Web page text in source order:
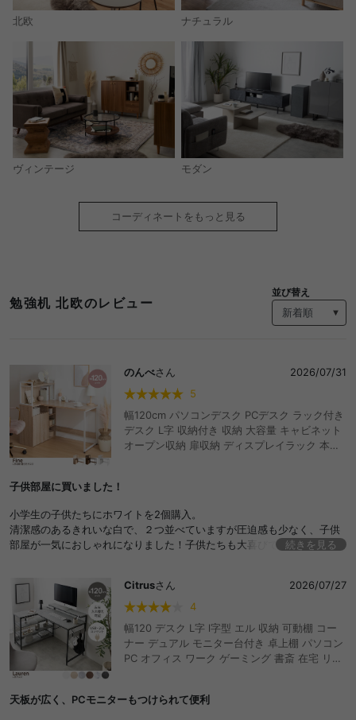
北欧 ナチュラル
ヴィンテージ モダン
コーディネートをもっと見る
勉強机 北欧のレビュー
並び替え
のんべさん
2026/07/31
5
幅120cm パソコンデスク PCデスク ラック付き
デスク L字 収納付き 収納 大容量 キャビネット
オープン収納 扉収納 ディスプレイラック 本棚
子供部屋に買いました！
小学生の子供たちにホワイトを2個購入。
清潔感のあるきれいな白で、２つ並べていますが圧迫感も少なく、子供
部屋が一気におしゃれになりました！子供たちも大喜びで気に入って使
続きを見る
Citrusさん
2026/07/27
4
幅120 デスク L字 l字型 エル 収納 可動棚 コー
ナー デュアル モニター台付き 卓上棚 パソコン
PC オフィス ワーク ゲーミング 書斎 在宅 リモ
ック 2口コンセント USB ゲーム部屋 ヘッドホ
天板が広く、PCモニターもつけられて便利